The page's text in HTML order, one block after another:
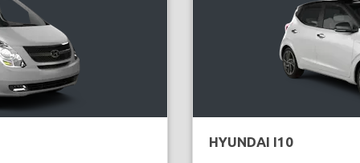
HYUNDAI I10